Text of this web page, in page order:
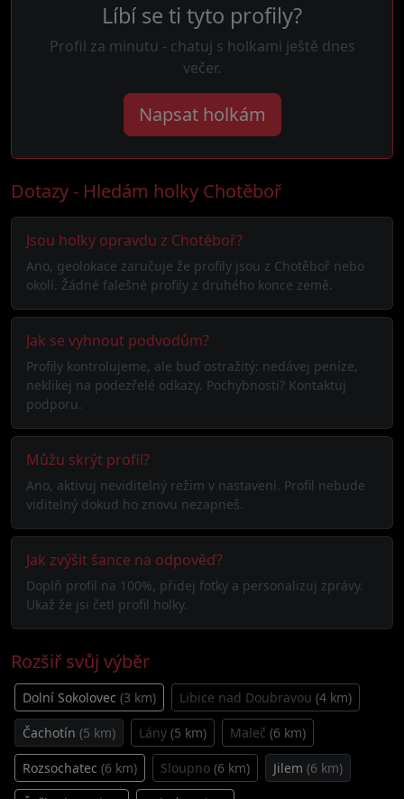
Líbí se ti tyto profily?
Profil za minutu - chatuj s holkami ještě dnes
večer.
Napsat holkám
Dotazy - Hledám holky Chotěboř
Jsou holky opravdu z Chotěboř?
Ano, geolokace zaručuje že profily jsou z Chotěboř nebo
okolí. Žádné falešné profily z druhého konce země.
Jak se vyhnout podvodům?
Profily kontrolujeme, ale buď ostražitý: nedávej peníze,
neklikej na podezřelé odkazy. Pochybnosti? Kontaktuj
podporu.
Můžu skrýt profil?
Ano, aktivuj neviditelný režim v nastavení. Profil nebude
viditelný dokud ho znovu nezapneš.
Jak zvýšit šance na odpověď?
Doplň profil na 100%, přidej fotky a personalizuj zprávy.
Ukaž že jsi četl profil holky.
Rozšiř svůj výběr
Dolní Sokolovec (3 km) Libice nad Doubravou (4 km)
Čachotín (5 km) Lány (5 km) Maleč (6 km)
Rozsochatec (6 km) Sloupno (6 km) Jilem (6 km)